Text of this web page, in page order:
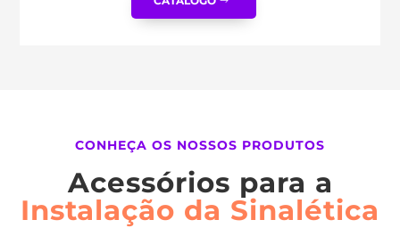
CONHEÇA OS NOSSOS PRODUTOS
Acessórios para a
Instalação da Sinalética